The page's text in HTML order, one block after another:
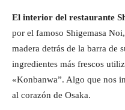
El interior del restaurante
por el famoso Shigemasa
madera detrás de la barra de
ingredientes más frescos
«Konbanwa”. Algo que nos
al corazón de Osaka.